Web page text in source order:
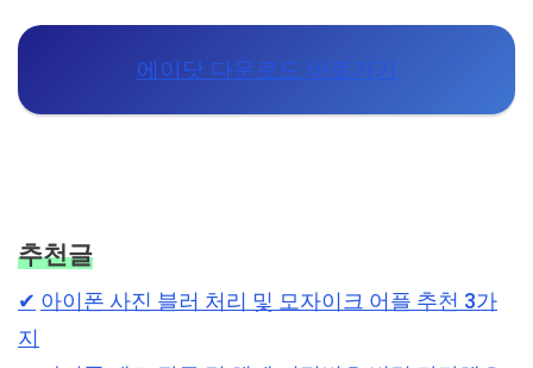
에이닷 다운로드 바로가기
추천글
✔︎ 아이폰 사진 블러 처리 및 모자이크 어플 추천 3가
지